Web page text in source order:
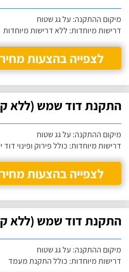
מיקום ההתקנה: על גג שטוח
דרישות מיוחדות: ללא דרישות מיוחדות
לצפייה בהצעות מחיר
התקנת דוד שמש (ללא קולטים),
מיקום ההתקנה: על גג שטוח
דרישות מיוחדות: כולל פירוק ופינוי דוד
לצפייה בהצעות מחיר
התקנת דוד שמש (ללא קולטים),
מיקום ההתקנה: על גג שטוח
דרישות מיוחדות: כולל התקנת מעמד